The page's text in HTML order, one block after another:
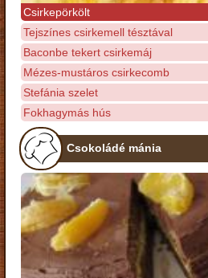
Csirkepörkölt
Tejszínes csirkemell tésztával
Baconbe tekert csirkemáj
Mézes-mustáros csirkecomb
Stefánia szelet
Fokhagymás hús
Csokoládé mánia